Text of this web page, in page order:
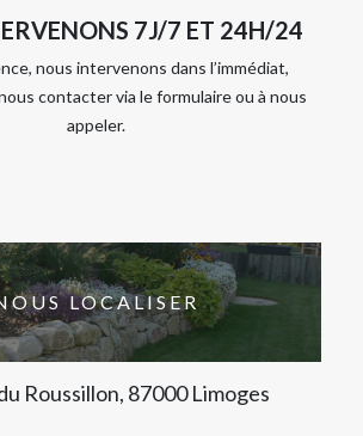
7J/7 ET 24H/24
nous intervenons dans l’immédiat,
contacter via le formulaire ou à nous
appeler.
LOCALISER
Roussillon, 87000 Limoges